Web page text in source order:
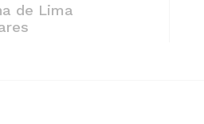
de Lima